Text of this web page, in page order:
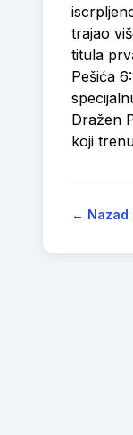
trajao
titula
Pešića
Dražen
koji
← Nazad